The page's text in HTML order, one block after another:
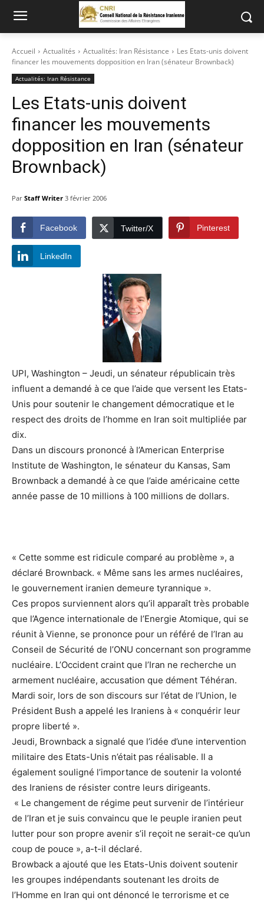
Accueil Actualités Actualités: Iran Résistance
Les Etats-unis doivent
financer les mouvements dopposition en Iran (sénateur Brownback)
Actualités: Iran Résistance
Les Etats-unis doivent
financer les mouvements
dopposition en Iran (sénateur
Brownback)
Par Staff Writer 3 février 2006
Facebook Twitter/X Pinterest
LinkedIn
UPI, Washington – Jeudi, un sénateur républicain très
influent a demandé à ce que l’aide que versent les Etats-
Unis pour soutenir le changement démocratique et le
respect des droits de l’homme en Iran soit multipliée par
dix.
Dans un discours prononcé à l’American Enterprise
Institute de Washington, le sénateur du Kansas, Sam
Brownback a demandé à ce que l’aide américaine cette
année passe de 10 millions à 100 millions de dollars.
« Cette somme est ridicule comparé au problème », a
déclaré Brownback. « Même sans les armes nucléaires,
le gouvernement iranien demeure tyrannique ».
Ces propos surviennent alors qu’il apparaît très probable
que l’Agence internationale de l’Energie Atomique, qui se
réunit à Vienne, se prononce pour un référé de l’Iran au
Conseil de Sécurité de l’ONU concernant son programme
nucléaire. L’Occident craint que l’Iran ne recherche un
armement nucléaire, accusation que dément Téhéran.
Mardi soir, lors de son discours sur l’état de l’Union, le
Président Bush a appelé les Iraniens à « conquérir leur
propre liberté ».
Jeudi, Brownback a signalé que l’idée d’une intervention
militaire des Etats-Unis n’était pas réalisable. Il a
également souligné l’importance de soutenir la volonté
des Iraniens de résister contre leurs dirigeants.
« Le changement de régime peut survenir de l’intérieur
de l’Iran et je suis convaincu que le peuple iranien peut
lutter pour son propre avenir s’il reçoit ne serait-ce qu’un
coup de pouce », a-t-il déclaré.
Browback a ajouté que les Etats-Unis doivent soutenir
les groupes indépendants soutenant les droits de
l’Homme en Iran qui ont dénoncé le terrorisme et ce